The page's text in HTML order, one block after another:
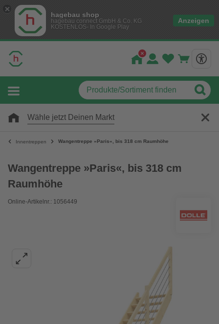
hagebau shop
hagebau connect GmbH & Co. KG
KOSTENLOS- In Google Play
Anzeigen
Wähle jetzt Deinen Markt
Innentreppen Wangentreppe »Paris«, bis 318 cm Raumhöhe
Wangentreppe »Paris«, bis 318 cm
Raumhöhe
Online-Artikelnr.: 1056449